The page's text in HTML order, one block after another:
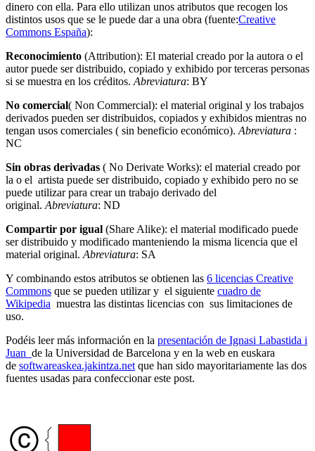
dinero con ella. Para ello utilizan unos atributos que recogen los
distintos usos que se le puede dar a una obra (fuente:Creative
Commons España):
Reconocimiento (Attribution): El material creado por la autora o el
autor puede ser distribuido, copiado y exhibido por terceras personas
si se muestra en los créditos. Abreviatura: BY
No comercial( Non Commercial): el material original y los trabajos
derivados pueden ser distribuidos, copiados y exhibidos mientras no
tengan usos comerciales ( sin beneficio económico). Abreviatura :
NC
Sin obras derivadas ( No Derivate Works): el material creado por
la o el artista puede ser distribuido, copiado y exhibido pero no se
puede utilizar para crear un trabajo derivado del
original. Abreviatura: ND
Compartir por igual (Share Alike): el material modificado puede
ser distribuido y modificado manteniendo la misma licencia que el
material original. Abreviatura: SA
Y combinando estos atributos se obtienen las 6 licencias Creative
Commons que se pueden utilizar y el siguiente cuadro de
Wikipedia muestra las distintas licencias con sus limitaciones de
uso.
Podéis leer más información en la presentación de Ignasi Labastida i
Juan de la Universidad de Barcelona y en la web en euskara
de softwareaskea.jakintza.net que han sido mayoritariamente las dos
fuentes usadas para confeccionar este post.